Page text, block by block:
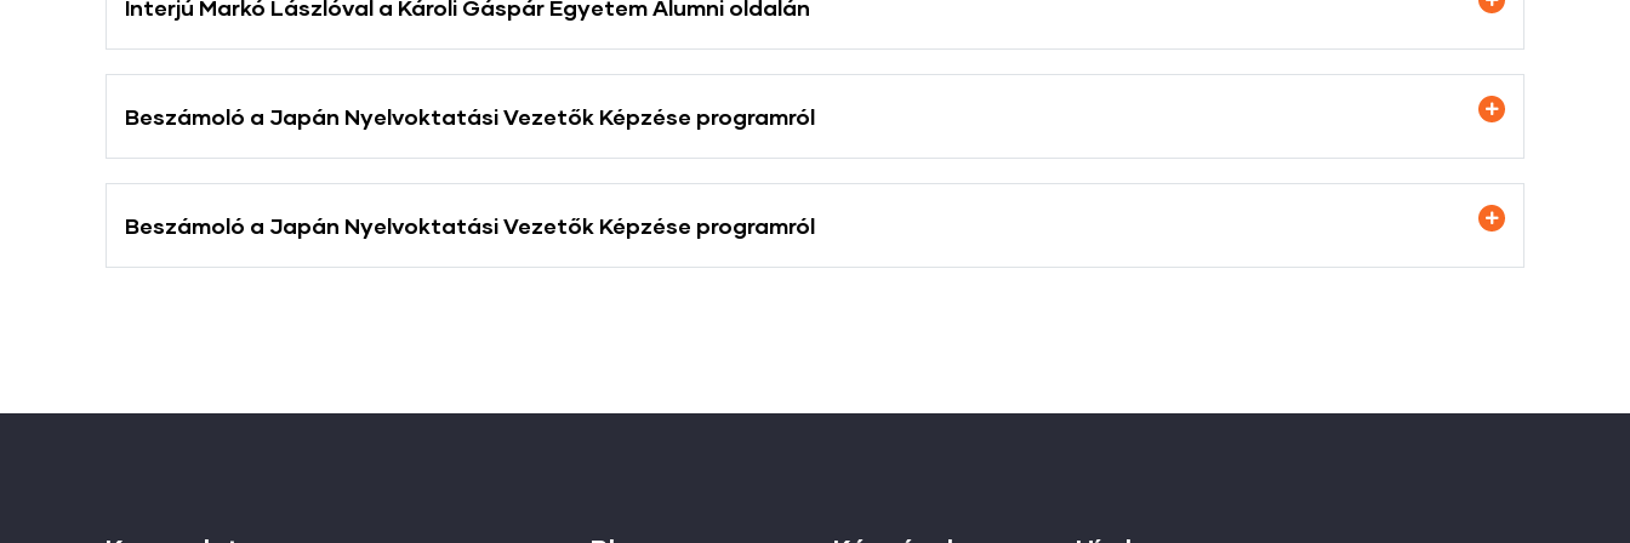
Interjú Markó Lászlóval a Károli Gáspár Egyetem Alumni oldalán
Beszámoló a Japán Nyelvoktatási Vezetők Képzése programról
Beszámoló a Japán Nyelvoktatási Vezetők Képzése programról